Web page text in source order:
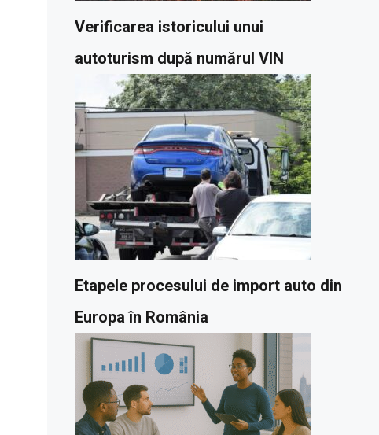
Verificarea istoricului unui
autoturism după numărul VIN
Etapele procesului de import auto din
Europa în România